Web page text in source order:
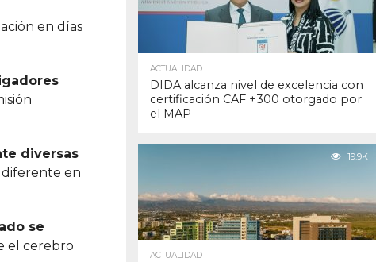
en días
diversas
diferente en
se
el cerebro
ACTUALIDAD
DIDA alcanza nivel de excelencia con
certificación CAF +300 otorgado por
el MAP
19.9K
ACTUALIDAD